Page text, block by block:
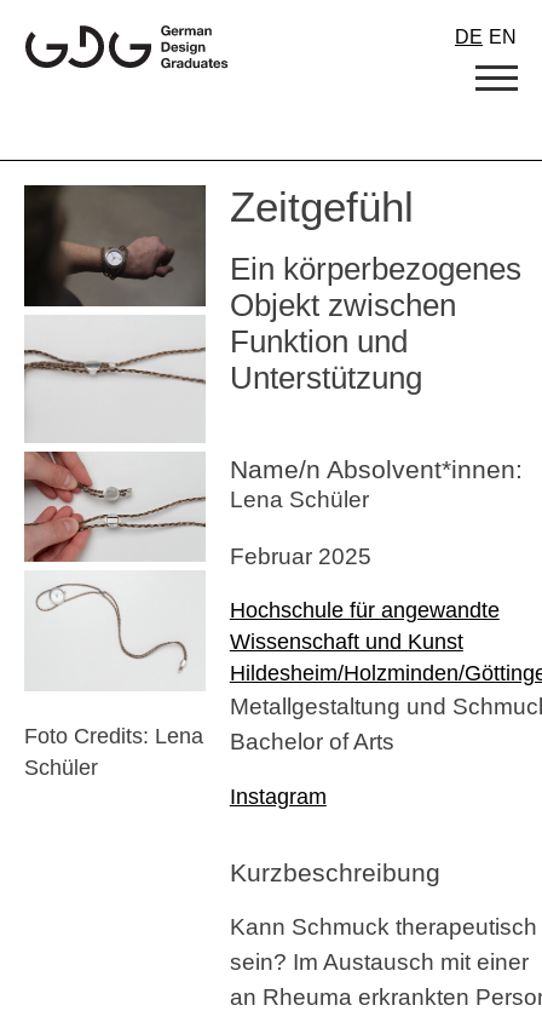
content
DE EN
Foto Credits: Lena
Schüler
Zeitgefühl
Ein körperbezogenes
Objekt zwischen
Funktion und
Unterstützung
Name/n Absolvent*innen:
Lena Schüler
Februar 2025
Hochschule für angewandte
Wissenschaft und Kunst
Hildesheim/Holzminden/
Metallgestaltung und
Bachelor of Arts
Instagram
Kurzbeschreibung
Kann Schmuck therapeutisch
sein? Im Austausch mit einer
an Rheuma erkrankten